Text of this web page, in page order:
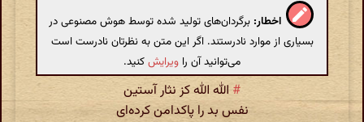
اخطار: برگردان‌های تولید شده توسط هوش مصنوعی در
بسیاری از موارد نادرستند. اگر این متن به نظرتان نادرست است
می‌توانید آن را ویرایشکنید.
# الله الله کز نثار آستین
نفس بد را پاکدامن کرده‌ای